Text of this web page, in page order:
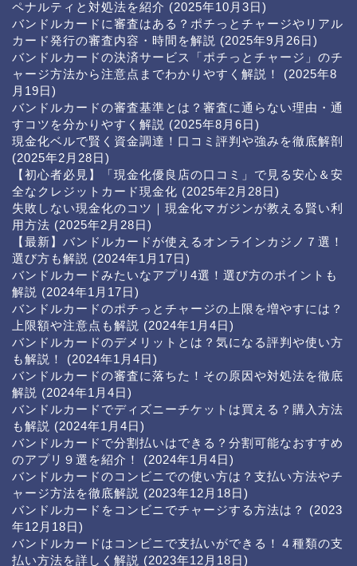
ペナルティと対処法を紹介 (2025年10月3日)
バンドルカードに審査はある？ポチっとチャージやリアル
カード発行の審査内容・時間を解説 (2025年9月26日)
バンドルカードの決済サービス「ポチっとチャージ」のチ
ャージ方法から注意点までわかりやすく解説！
(2025年8
月19日)
バンドルカードの審査基準とは？審査に通らない理由・通
すコツを分かりやすく解説 (2025年8月6日)
現金化ベルで賢く資金調達！口コミ評判や強みを徹底解剖
(2025年2月28日)
【初心者必見】「現金化優良店の口コミ」で見る安心＆安
全なクレジットカード現金化 (2025年2月28日)
失敗しない現金化のコツ｜現金化マガジンが教える賢い利
用方法 (2025年2月28日)
【最新】バンドルカードが使えるオンラインカジノ７選！
選び方も解説 (2024年1月17日)
バンドルカードみたいなアプリ4選！選び方のポイントも
解説 (2024年1月17日)
バンドルカードのポチっとチャージの上限を増やすには？
上限額や注意点も解説 (2024年1月4日)
バンドルカードのデメリットとは？気になる評判や使い方
も解説！
(2024年1月4日)
バンドルカードの審査に落ちた！その原因や対処法を徹底
解説 (2024年1月4日)
バンドルカードでディズニーチケットは買える？購入方法
も解説 (2024年1月4日)
バンドルカードで分割払いはできる？分割可能なおすすめ
のアプリ９選を紹介！
(2024年1月4日)
バンドルカードのコンビニでの使い方は？支払い方法やチ
ャージ方法を徹底解説 (2023年12月18日)
バンドルカードをコンビニでチャージする方法は？
(2023
年12月18日)
バンドルカードはコンビニで支払いができる！４種類の支
払い方法を詳しく解説 (2023年12月18日)